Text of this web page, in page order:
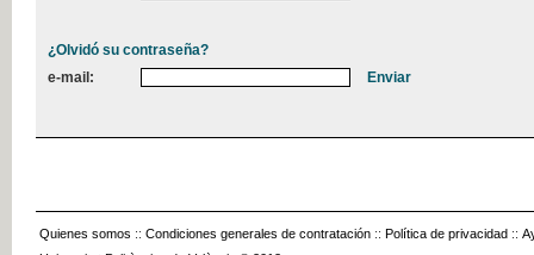
¿Olvidó su contraseña?
e-mail:
Quienes somos :: Condiciones generales de contratación :: Política de privacidad ::